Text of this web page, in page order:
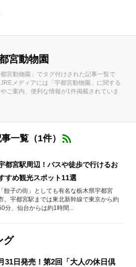
宮動物園
都宮動物園」でタグ付けされた記事一覧で
メディアには「宇都宮動物園」に関する
ご案内、便利な情報が1件掲載されていま
一覧（1件）
都宮駅周辺！バスや徒歩で行けるお
すめ観光スポット11選
「餃子の街」としても有名な栃木県宇都宮
。宇都宮駅までは東北新幹線で東京から約
分、仙台からは約1時間...
グ
31日発売！第2回「大人の休日倶